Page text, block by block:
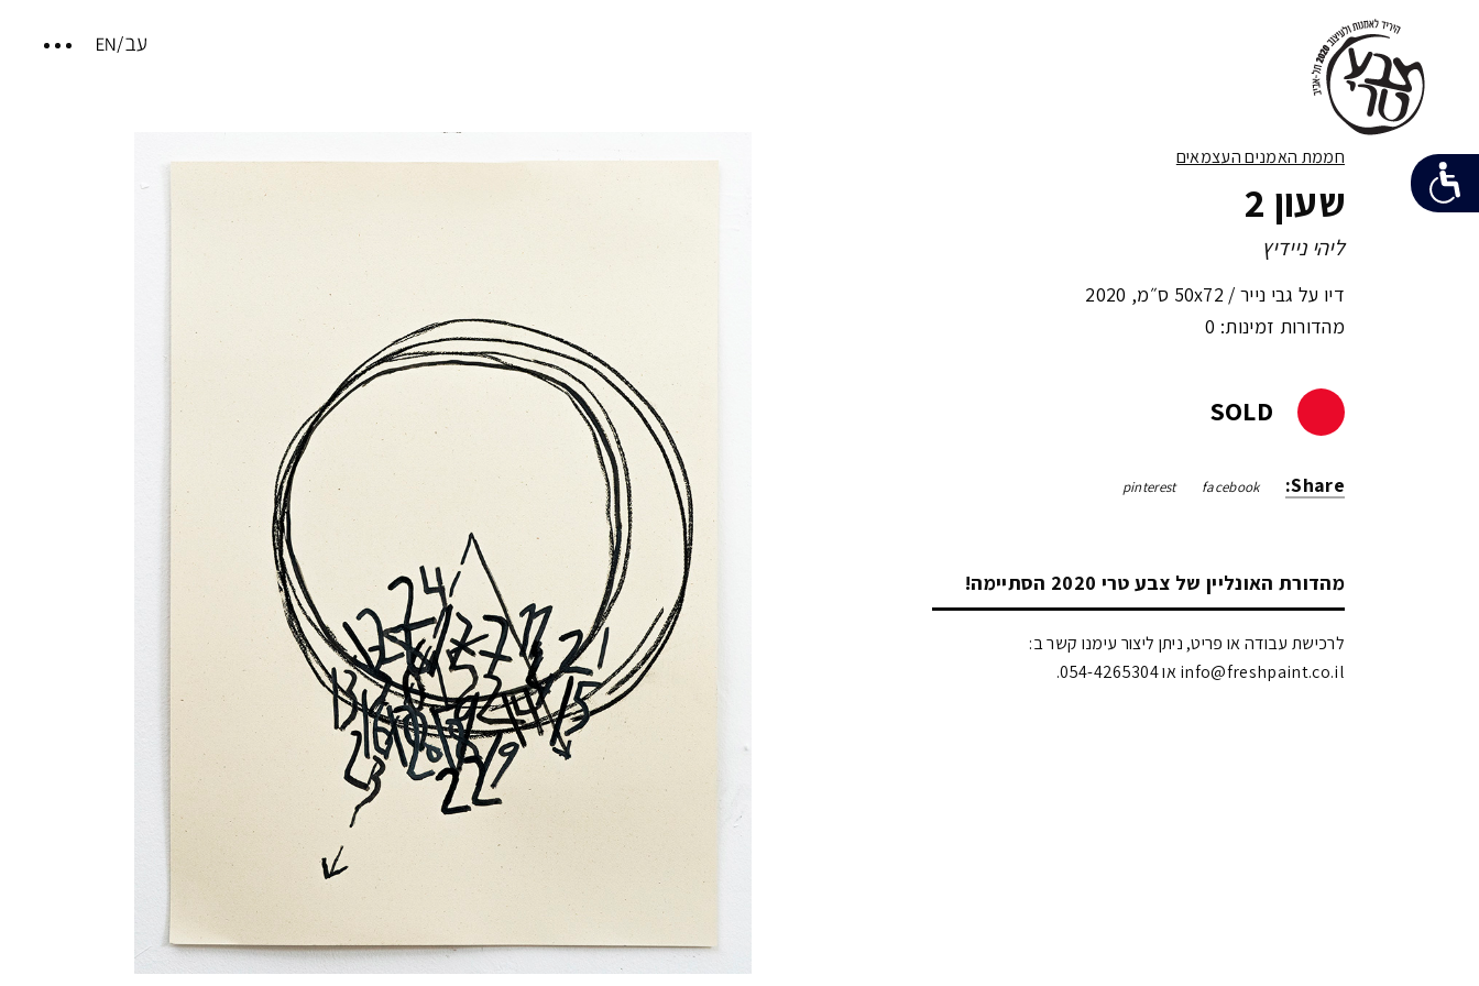
חממת האמנים העצמאים
שעון 2
ליהי ניידיץ
דיו על גבי נייר / 50x72 ס״מ ,
מהדורות זמינות: 0
SOLD
Share:
facebook
pinterest
מהדורת האונליין של צבע טרי 2020 הסתיימה!
לרכישת עבודה או פריט, ניתן ליצור עימנו קשר ב:
info@freshpaint.co.il‏ או 054-4265304.